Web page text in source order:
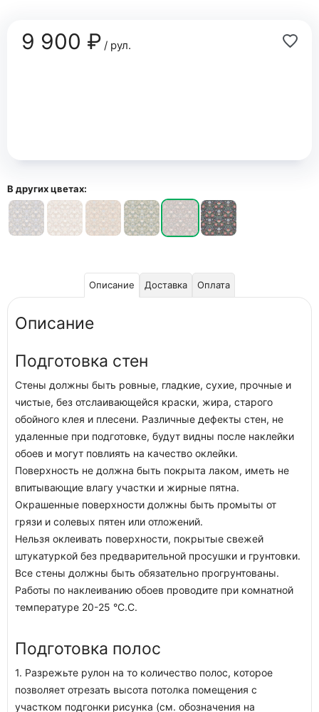
9 900 ₽/ рул.
В других цветах:
Описание Доставка Оплата
Описание
Подготовка стен
Стены должны быть ровные, гладкие, сухие, прочные и
чистые, без отслаивающейся краски, жира, старого
обойного клея и плесени. Различные дефекты стен, не
удаленные при подготовке, будут видны после наклейки
обоев и могут повлиять на качество оклейки.
Поверхность не должна быть покрыта лаком, иметь не
впитывающие влагу участки и жирные пятна.
Окрашенные поверхности должны быть промыты от
грязи и солевых пятен или отложений.
Нельзя оклеивать поверхности, покрытые свежей
штукатуркой без предварительной просушки и грунтовки.
Все стены должны быть обязательно прогрунтованы.
Работы по наклеиванию обоев проводите при комнатной
температуре 20-25 °C.C.
Подготовка полос
1. Разрежьте рулон на то количество полос, которое
позволяет отрезать высота потолка помещения с
участком подгонки рисунка (см. обозначения на